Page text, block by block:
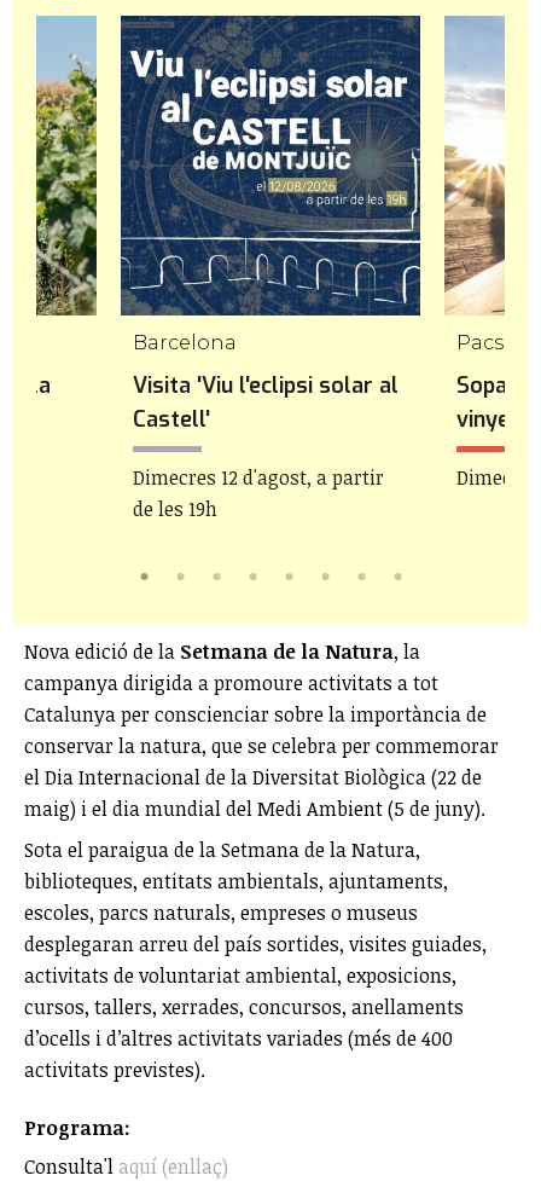
a la
Barcelona
Visita 'Viu l'eclipsi solar al
Castell'
Dimecres 12 d'agost, a partir
de les 19h
Pacs
Sopar
vinyes
Nova edició de la Setmana de la Natura, la
campanya dirigida a promoure activitats a tot
Catalunya per conscienciar sobre la importància de
conservar la natura, que se celebra per commemorar
el Dia Internacional de la Diversitat Biològica (22 de
maig) i el dia mundial del Medi Ambient (5 de juny).
Sota el paraigua de la Setmana de la Natura,
biblioteques, entitats ambientals, ajuntaments,
escoles, parcs naturals, empreses o museus
desplegaran arreu del país sortides, visites guiades,
activitats de voluntariat ambiental, exposicions,
cursos, tallers, xerrades, concursos, anellaments
d’ocells i d’altres activitats variades (més de 400
activitats previstes).
Programa:
Consulta'l aquí (enllaç)